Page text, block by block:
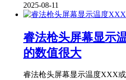
2025-08-11
睿法枪头屏幕显示
的数值很大
睿法枪头屏幕显示温度XXX